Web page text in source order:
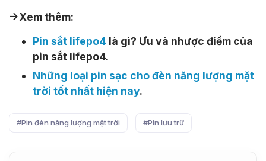
->Xem thêm:
Pin sắt lifepo4 là gì? Ưu và nhược điểm của
pin sắt lifepo4.
Những loại pin sạc cho đèn năng lượng mặt
trời tốt nhất hiện nay.
#Pin đèn năng lượng mặt trời #Pin lưu trữ